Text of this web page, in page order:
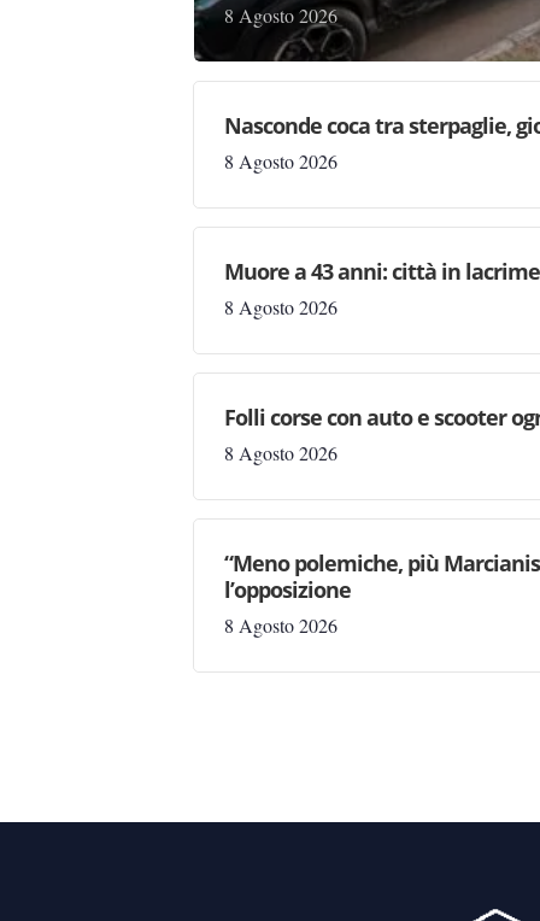
8 Agosto 2026
Nasconde coca tra sterpaglie,
8 Agosto 2026
Muore a 43 anni: città in
8 Agosto 2026
Folli corse con auto e scooter
8 Agosto 2026
“Meno polemiche, più
l’opposizione
8 Agosto 2026